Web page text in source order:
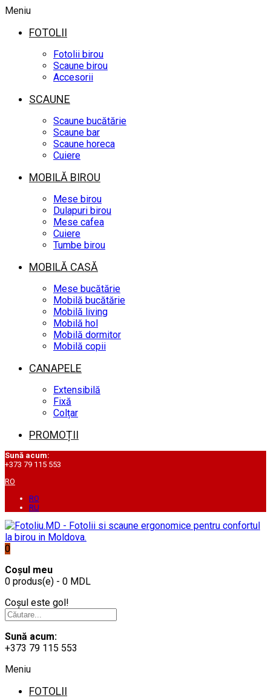
Meniu
FOTOLII
Fotolii birou
Scaune birou
Accesorii
SCAUNE
Scaune bucătărie
Scaune bar
Scaune horeca
Cuiere
MOBILĂ BIROU
Mese birou
Dulapuri birou
Mese cafea
Cuiere
Tumbe birou
MOBILĂ CASĂ
Mese bucătărie
Mobilă bucătărie
Mobilă living
Mobilă hol
Mobilă dormitor
Mobilă copii
CANAPELE
Extensibilă
Fixă
Colțar
PROMOȚII
Sună acum:
+373 79 115 553
RO
RO
RU
0
Coșul meu
0 produs(e) - 0 MDL
Coșul este gol!
Sună acum:
+373 79 115 553
Meniu
FOTOLII